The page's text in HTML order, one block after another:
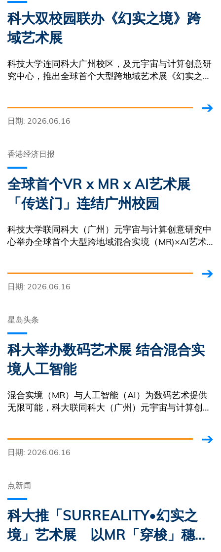
科大双校园联办《幻实之境》跨
域艺术展
科技大学连同科大广州校区，及元宇宙与计算创意研
究中心，推出全球首个大型跨地域艺术展《幻实之
日期: 2026.06.16
香港经济日报
全球首个VR x MR x AI艺术展
「传送门」连结广州校园
科技大学联同科大（广州）元宇宙与计算创意研究中
心举办全球首个大型跨地域混合实境（MR)×AI艺术
日期: 2026.06.16
星岛头条
科大举办数码艺术展 结合混合实
境人工智能
混合实境（MR）与人工智能（AI）为数码艺术提供
无限可能，科大联同科大（广州）元宇宙与计算创意
日期: 2026.06.16
点新闻
科大推「SURREALITY•幻实之
境」艺术展 以MR「穿梭」穗港